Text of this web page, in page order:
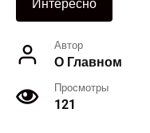
Интересно
Автор
О Главном
Просмотры
121